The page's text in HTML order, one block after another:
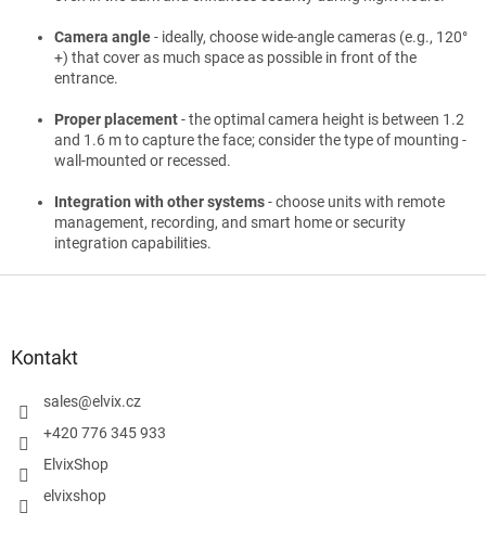
Camera angle- ideally, choose wide-angle cameras (e.g., 120°
+) that cover as much space as possible in front of the
entrance.
Proper placement- the optimal camera height is between 1.2
and 1.6 m to capture the face; consider the type of mounting -
wall-mounted or recessed.
Integration with other systems- choose units with remote
management, recording, and smart home or security
integration capabilities.
Kontakt
sales@elvix.cz
+420 776 345 933
ElvixShop
elvixshop